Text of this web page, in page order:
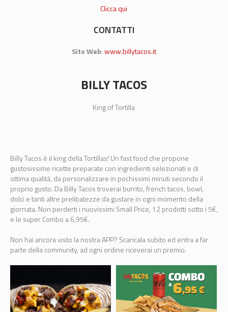
Clicca qui
CONTATTI
Sito Web:www.billytacos.it
BILLY TACOS
King of Tortilla
Billy Tacos è il king della Tortillas! Un fast food che propone
gustosissime ricette preparate con ingredienti selezionati e di
ottima qualità, da personalizzare in pochissimi minuti secondo il
proprio gusto. Da Billy Tacos troverai burrito, french tacos, bowl,
dolci e tanti altre prelibatezze da gustare in ogni momento della
giornata. Non perderti i nuovissimi Small Price, 12 prodotti sotto i 5€,
e le super Combo a 6,95€.
Non hai ancora visto la nostra APP? Scaricala subito ed entra a far
parte della community, ad ogni ordine riceverai un premio.